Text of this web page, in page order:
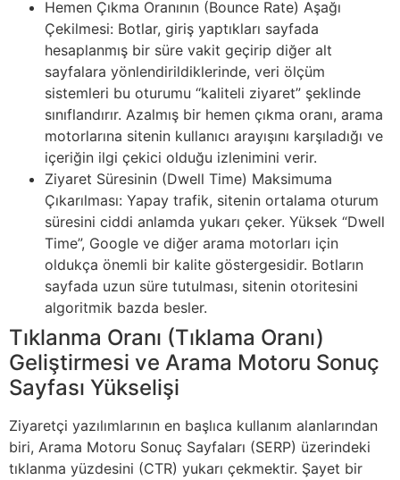
Hemen Çıkma Oranının (Bounce Rate) Aşağı
Çekilmesi: Botlar, giriş yaptıkları sayfada
hesaplanmış bir süre vakit geçirip diğer alt
sayfalara yönlendirildiklerinde, veri ölçüm
sistemleri bu oturumu “kaliteli ziyaret” şeklinde
sınıflandırır. Azalmış bir hemen çıkma oranı, arama
motorlarına sitenin kullanıcı arayışını karşıladığı ve
içeriğin ilgi çekici olduğu izlenimini verir.
Ziyaret Süresinin (Dwell Time) Maksimuma
Çıkarılması: Yapay trafik, sitenin ortalama oturum
süresini ciddi anlamda yukarı çeker. Yüksek “Dwell
Time”, Google ve diğer arama motorları için
oldukça önemli bir kalite göstergesidir. Botların
sayfada uzun süre tutulması, sitenin otoritesini
algoritmik bazda besler.
Tıklanma Oranı (Tıklama Oranı)
Geliştirmesi ve Arama Motoru Sonuç
Sayfası Yükselişi
Ziyaretçi yazılımlarının en başlıca kullanım alanlarından
biri, Arama Motoru Sonuç Sayfaları (SERP) üzerindeki
tıklanma yüzdesini (CTR) yukarı çekmektir. Şayet bir